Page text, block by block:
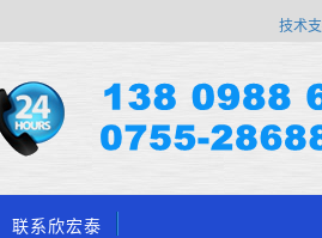
技术
联系欣宏泰